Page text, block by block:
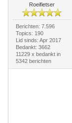
Roeifietser
Berichten: 7.596
Topics: 190
Lid sinds: Apr 2017
Bedankt: 3662
11229 x bedankt in
5342 berichten